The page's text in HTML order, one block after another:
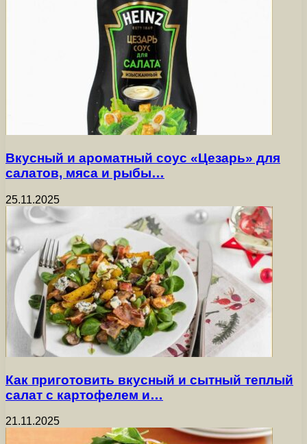
Вкусный и ароматный соус «Цезарь» для
салатов, мяса и рыбы…
25.11.2025
Как приготовить вкусный и сытный теплый
салат с картофелем и…
21.11.2025